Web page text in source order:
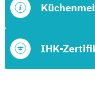
IHK-